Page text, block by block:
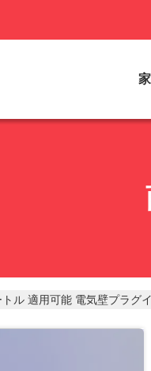
ル 適用可能 電気壁プラグ